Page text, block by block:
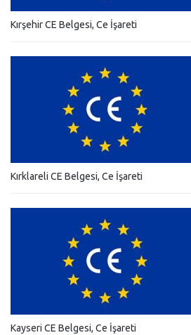
Kırşehir CE Belgesi, Ce İşareti
Kırklareli CE Belgesi, Ce İşareti
Kayseri CE Belgesi, Ce İşareti